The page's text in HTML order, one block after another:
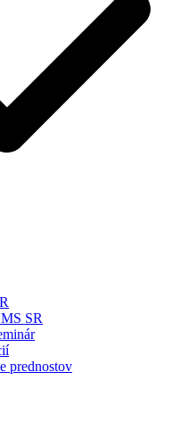
SR
prednostov